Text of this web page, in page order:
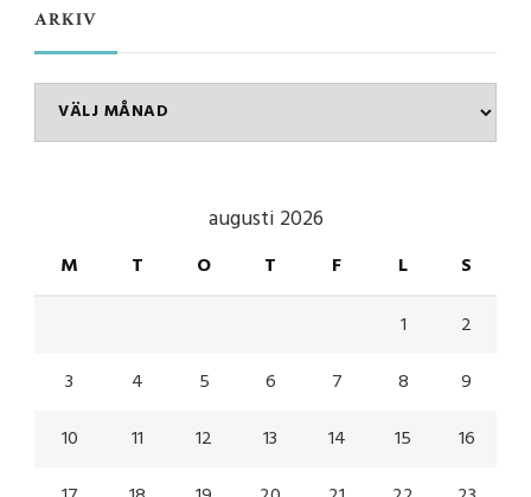
ARKIV
Arkiv
augusti 2026
M T O T F L
S
1
2
3
4 5 6 7 8
9
10
11 12 13 14 15
16